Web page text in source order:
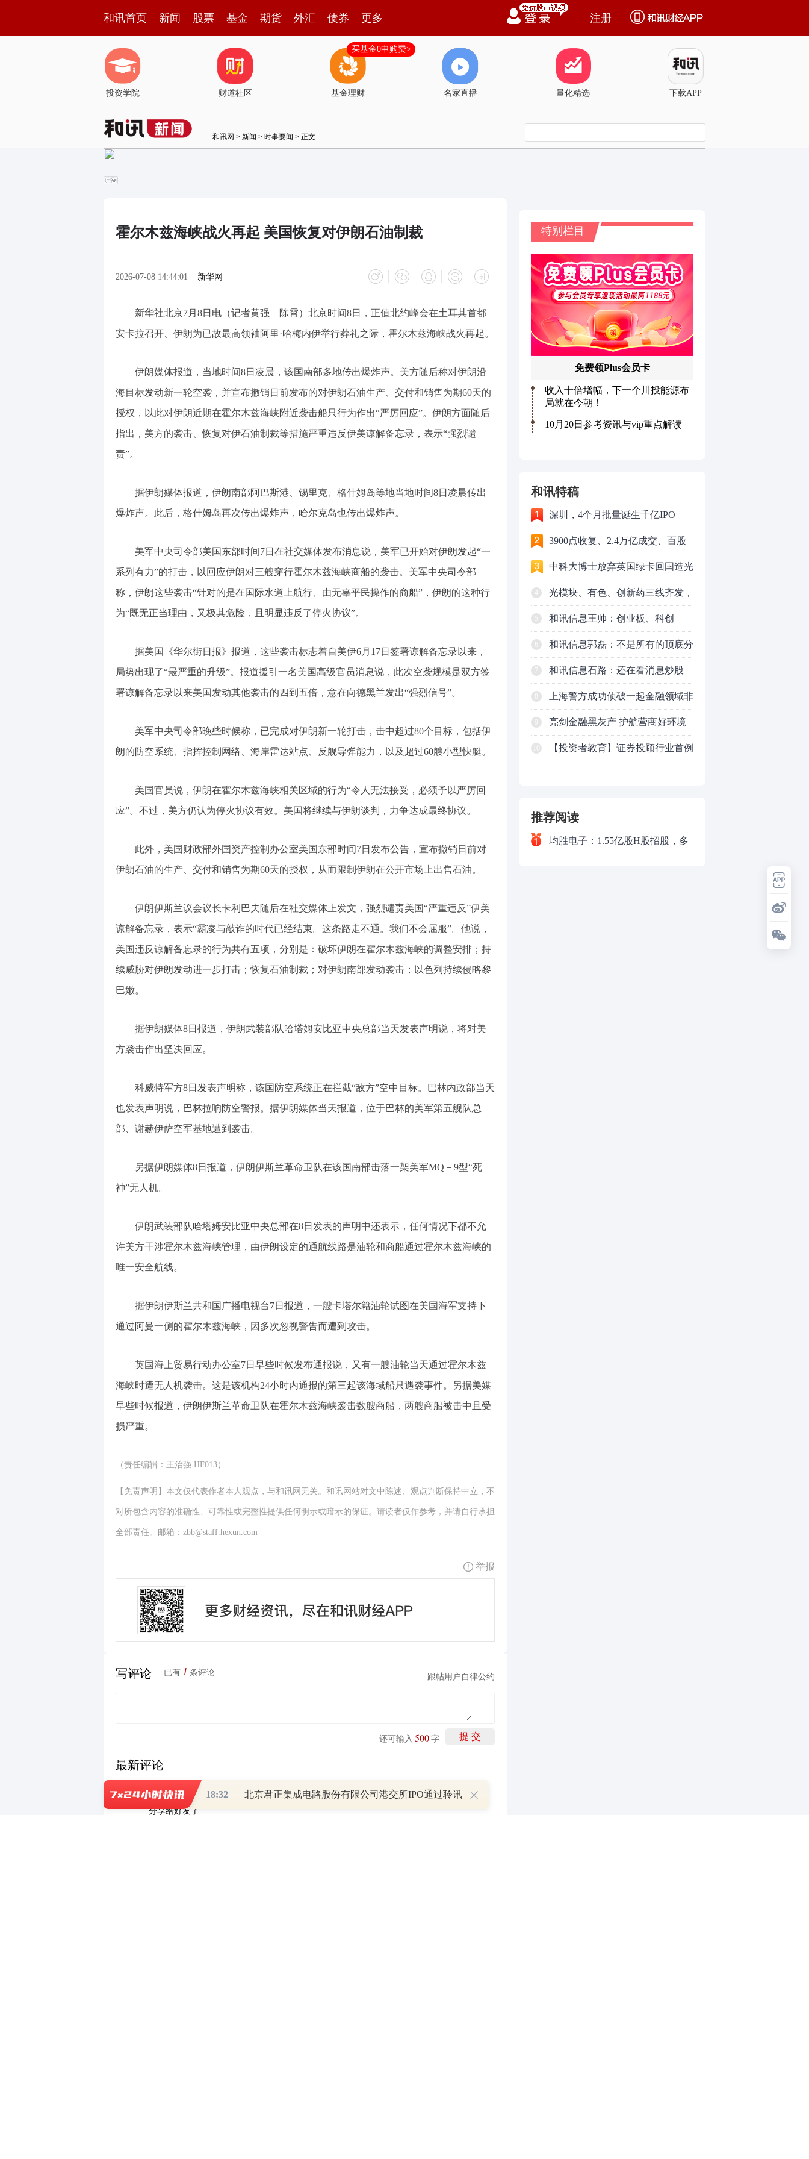
和讯首页 新闻 股票 基金 期货 外汇 债券 更多 注册
投资学院 财道社区 基金理财
买基金0申购费>
名家直播 量化精选 下载APP
和讯网 > 新闻 > 时事要闻 > 正文
霍尔木兹海峡战火再起 美国恢复对伊朗石油制裁
2026-07-08 14:44:01 新华网
新华社北京7月8日电（记者黄强 陈霄）北京时间8日，正值北约峰会在土耳其首都
安卡拉召开、伊朗为已故最高领袖阿里·哈梅内伊举行葬礼之际，霍尔木兹海峡战火再起。
伊朗媒体报道，当地时间8日凌晨，该国南部多地传出爆炸声。美方随后称对伊朗沿
海目标发动新一轮空袭，并宣布撤销日前发布的对伊朗石油生产、交付和销售为期60天的
授权，以此对伊朗近期在霍尔木兹海峡附近袭击船只行为作出“严厉回应”。伊朗方面随后
指出，美方的袭击、恢复对伊石油制裁等措施严重违反伊美谅解备忘录，表示“强烈谴
责”。
据伊朗媒体报道，伊朗南部阿巴斯港、锡里克、格什姆岛等地当地时间8日凌晨传出
爆炸声。此后，格什姆岛再次传出爆炸声，哈尔克岛也传出爆炸声。
美军中央司令部美国东部时间7日在社交媒体发布消息说，美军已开始对伊朗发起“一
系列有力”的打击，以回应伊朗对三艘穿行霍尔木兹海峡商船的袭击。美军中央司令部
称，伊朗这些袭击“针对的是在国际水道上航行、由无辜平民操作的商船”，伊朗的这种行
为“既无正当理由，又极其危险，且明显违反了停火协议”。
据美国《华尔街日报》报道，这些袭击标志着自美伊6月17日签署谅解备忘录以来，
局势出现了“最严重的升级”。报道援引一名美国高级官员消息说，此次空袭规模是双方签
署谅解备忘录以来美国发动其他袭击的四到五倍，意在向德黑兰发出“强烈信号”。
美军中央司令部晚些时候称，已完成对伊朗新一轮打击，击中超过80个目标，包括伊
朗的防空系统、指挥控制网络、海岸雷达站点、反舰导弹能力，以及超过60艘小型快艇。
美国官员说，伊朗在霍尔木兹海峡相关区域的行为“令人无法接受，必须予以严厉回
应”。不过，美方仍认为停火协议有效。美国将继续与伊朗谈判，力争达成最终协议。
此外，美国财政部外国资产控制办公室美国东部时间7日发布公告，宣布撤销日前对
伊朗石油的生产、交付和销售为期60天的授权，从而限制伊朗在公开市场上出售石油。
伊朗伊斯兰议会议长卡利巴夫随后在社交媒体上发文，强烈谴责美国“严重违反”伊美
谅解备忘录，表示“霸凌与敲诈的时代已经结束。这条路走不通。我们不会屈服”。他说，
美国违反谅解备忘录的行为共有五项，分别是：破坏伊朗在霍尔木兹海峡的调整安排；持
续威胁对伊朗发动进一步打击；恢复石油制裁；对伊朗南部发动袭击；以色列持续侵略黎
巴嫩。
据伊朗媒体8日报道，伊朗武装部队哈塔姆安比亚中央总部当天发表声明说，将对美
方袭击作出坚决回应。
科威特军方8日发表声明称，该国防空系统正在拦截“敌方”空中目标。巴林内政部当天
也发表声明说，巴林拉响防空警报。据伊朗媒体当天报道，位于巴林的美军第五舰队总
部、谢赫伊萨空军基地遭到袭击。
另据伊朗媒体8日报道，伊朗伊斯兰革命卫队在该国南部击落一架美军MQ－9型“死
神”无人机。
伊朗武装部队哈塔姆安比亚中央总部在8日发表的声明中还表示，任何情况下都不允
许美方干涉霍尔木兹海峡管理，由伊朗设定的通航线路是油轮和商船通过霍尔木兹海峡的
唯一安全航线。
据伊朗伊斯兰共和国广播电视台7日报道，一艘卡塔尔籍油轮试图在美国海军支持下
通过阿曼一侧的霍尔木兹海峡，因多次忽视警告而遭到攻击。
英国海上贸易行动办公室7日早些时候发布通报说，又有一艘油轮当天通过霍尔木兹
海峡时遭无人机袭击。这是该机构24小时内通报的第三起该海域船只遇袭事件。另据美媒
早些时候报道，伊朗伊斯兰革命卫队在霍尔木兹海峡袭击数艘商船，两艘商船被击中且受
损严重。
（责任编辑：王治强 HF013）
【免责声明】本文仅代表作者本人观点，与和讯网无关。和讯网站对文中陈述、观点判断保持中立，不
对所包含内容的准确性、可靠性或完整性提供任何明示或暗示的保证。请读者仅作参考，并请自行承担
全部责任。邮箱：zbb@staff.hexun.com
举报
写评论 已有 1 条评论 跟帖用户自律公约
提 交
还可输入 500 字
最新评论
wxjx3tadj9 2026-07-08 07:17:41
回复
举报
( 0 )
分享给好友了
和讯特稿
深圳，4个月批量诞生千亿IPO
3900点收复、2.4万亿成交、百股
涨停！8月行情变了？
中科大博士放弃英国绿卡回国造光
量子芯片，要IPO了
光模块、有色、创新药三线齐发，
本周A股画风突变你跟上了吗？
5 和讯信息王帅：创业板、科创
50VS银行，底部区间与顶部区间
和讯信息郭磊：不是所有的顶底分
型都是顶底！
7 和讯信息石路：还在看消息炒股
吗？
上海警方成功侦破一起金融领域非
法代理维权敲诈勒索案件
亮剑金融黑灰产 护航营商好环境
——上海普陀严打“代理维权”敲诈
【投资者教育】证券投顾行业首例
推荐阅读
均胜电子：1.55亿股H股招股，多
18:32 北京君正集成电路股份有限公司港交所IPO通过聆讯